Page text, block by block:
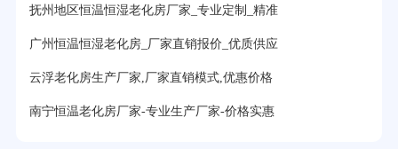
抚州地区恒温恒湿老化房厂家_专业定制_精准
广州恒温恒湿老化房_厂家直销报价_优质供应
云浮老化房生产厂家,厂家直销模式,优惠价格
南宁恒温老化房厂家-专业生产厂家-价格实惠